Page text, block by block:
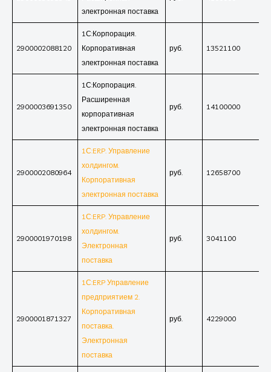
электронная поставка
2900002088120
1С:Корпорация.
Корпоративная
электронная поставка
руб. 13521100
2900003691350
1С:Корпорация.
Расширенная
корпоративная
электронная поставка
руб. 14100000
2900002080964
1С:ERP. Управление
холдингом.
Корпоративная
электронная поставка
руб. 12658700
2900001970198
1С:ERP. Управление
холдингом.
Электронная
поставка
руб. 3041100
2900001871327
1С:ERP Управление
предприятием 2.
Корпоративная
поставка.
Электронная
поставка
руб. 4229000